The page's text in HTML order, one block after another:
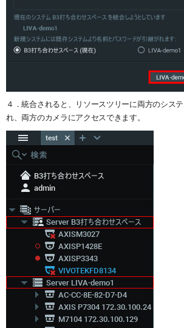
４．統合されると、リソースツリーに両方のシス
れ、両方のカメラにアクセスできます。